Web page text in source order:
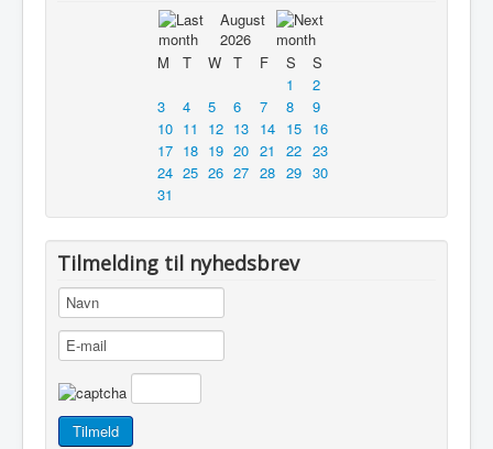
August
2026
M
T W T F S
S
1
2
3
4 5 6 7 8
9
10 11 12 13 14 15
16
17 18 19 20 21 22 23
24 25 26 27 28 29 30
31
Tilmelding til nyhedsbrev